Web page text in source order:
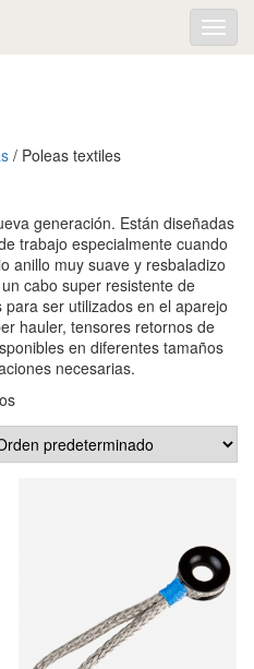
/ Poleas textiles
generación. Están diseñadas
trabajo especialmente cuando
anillo muy suave y resbaladizo
cabo super resistente de
ser utilizados en el aparejo
hauler, tensores retornos de
en diferentes tamaños
necesarias.